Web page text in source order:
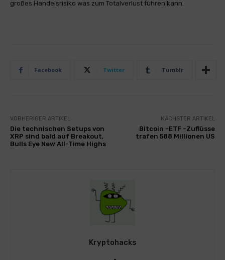
großes Handelsrisiko was zum Totalverlust führen kann.
Facebook Twitter Tumblr
VORHERIGER ARTIKEL
Die technischen Setups von
XRP sind bald auf Breakout,
Bulls Eye New All-Time Highs
NÄCHSTER ARTIKEL
Bitcoin -ETF -Zuflüsse
trafen 588 Millionen US
Kryptohacks